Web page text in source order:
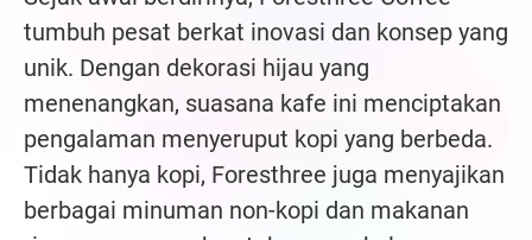
tumbuh pesat berkat inovasi dan konsep yang
unik. Dengan dekorasi hijau yang
menenangkan, suasana kafe ini menciptakan
pengalaman menyeruput kopi yang berbeda.
Tidak hanya kopi, Foresthree juga menyajikan
berbagai minuman non-kopi dan makanan